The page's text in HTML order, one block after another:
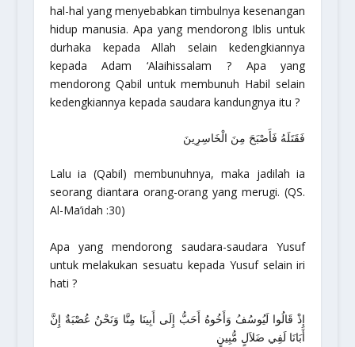
hal-hal yang menyebabkan timbulnya kesenangan
hidup manusia. Apa yang mendorong Iblis untuk
durhaka kepada Allah selain kedengkiannya
kepada Adam ‘Alaihissalam ? Apa yang
mendorong Qabil untuk membunuh Habil selain
kedengkiannya kepada saudara kandungnya itu ?
فَقَتَلَهُ فَأَصْبَحَ مِنَ الْخَاسِرِينَ
Lalu ia (Qabil) membunuhnya, maka jadilah ia
seorang diantara orang-orang yang merugi. (QS.
Al-Ma’idah :30)
Apa yang mendorong saudara-saudara Yusuf
untuk melakukan sesuatu kepada Yusuf selain iri
hati ?
إِذْ قَالُوا لَيُوسُفُ وَأَخُوهُ أَحَبُّ إِلَى أَبِينَا مِنَّا وَنَحْنُ عُصْبَةٌ إِنَّ
أَبَانَا لَفِي ضَلاَلٍ مُّبِينٍ